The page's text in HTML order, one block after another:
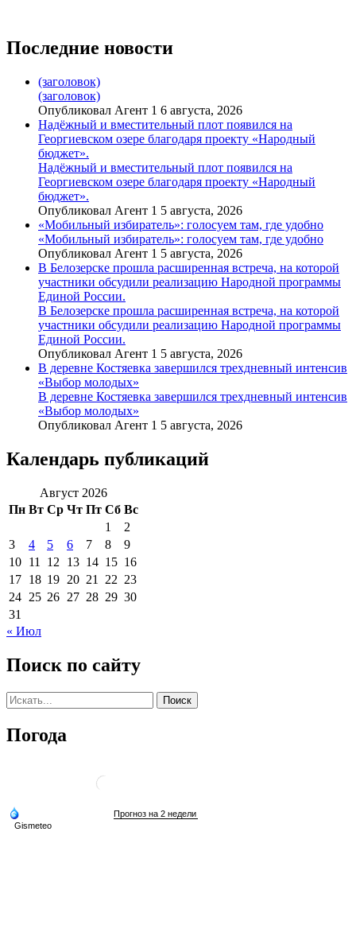
Последние новости
(заголовок)
(заголовок)
Опубликовал Агент 1 6 августа, 2026
Надёжный и вместительный плот появился на
Георгиевском озере благодаря проекту «Народный
бюджет».
Надёжный и вместительный плот появился на
Георгиевском озере благодаря проекту «Народный
бюджет».
Опубликовал Агент 1 5 августа, 2026
«Мобильный избиратель»: голосуем там, где удобно
«Мобильный избиратель»: голосуем там, где удобно
Опубликовал Агент 1 5 августа, 2026
В Белозерске прошла расширенная встреча, на которой
участники обсудили реализацию Народной программы
Единой России.
В Белозерске прошла расширенная встреча, на которой
участники обсудили реализацию Народной программы
Единой России.
Опубликовал Агент 1 5 августа, 2026
В деревне Костяевка завершился трехдневный интенсив
«Выбор молодых»
В деревне Костяевка завершился трехдневный интенсив
«Выбор молодых»
Опубликовал Агент 1 5 августа, 2026
Календарь публикаций
Август 2026
Пн Вт Ср Чт Пт Сб Вс
1
2
3
4 5 6 7 8
9
10 11 12 13 14 15 16
17 18 19 20 21 22 23
24 25 26 27 28 29 30
31
« Июл
Поиск по сайту
Погода